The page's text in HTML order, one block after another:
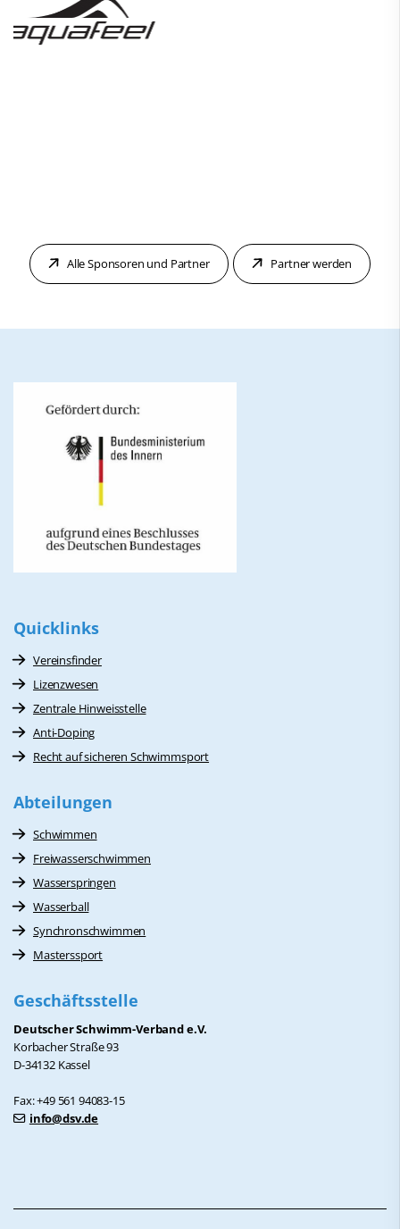
Alle Sponsoren und Partner Partner werden
Quicklinks
Vereinsfinder
Lizenzwesen
Zentrale Hinweisstelle
Anti-Doping
Recht auf sicheren Schwimmsport
Abteilungen
Schwimmen
Freiwasserschwimmen
Wasserspringen
Wasserball
Synchronschwimmen
Masterssport
Geschäftsstelle
Deutscher Schwimm-Verband e.V.
Korbacher Straße 93
D-34132 Kassel
Fax: +49 561 94083-15
info@dsv.de